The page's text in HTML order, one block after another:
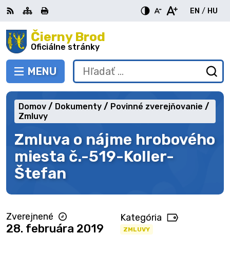
Preskočiť
na
obsah Čierny Brod
Oficiálne stránky
PREPNÚŤ
MENU
RSS MapaTlačiť
EN
English
/ HU
Hľadať:
Zmluva o nájme hrobového
miesta č.-519-Koller-
Štefan
Domov Dokumenty
Povinné zverejňovanie
Zmluvy
Zverejnené
28. februára 2019
Kategória
ZMLUVY